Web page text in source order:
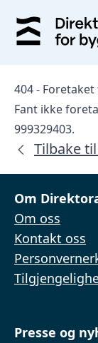
404 -
Fant ikke
999329403.
Tilbake
Om
Om oss
Kontakt oss
Presse og